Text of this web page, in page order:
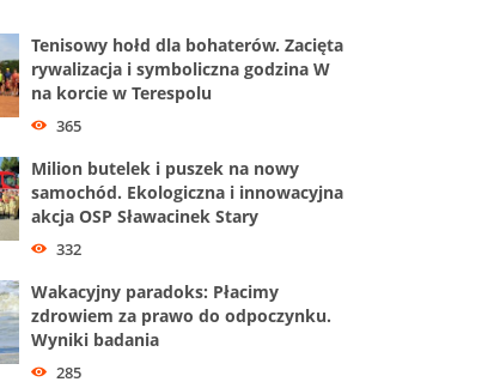
Tenisowy hołd dla bohaterów. Zacięta
rywalizacja i symboliczna godzina W
na korcie w Terespolu
365
Milion butelek i puszek na nowy
samochód. Ekologiczna i innowacyjna
akcja OSP Sławacinek Stary
332
Wakacyjny paradoks: Płacimy
zdrowiem za prawo do odpoczynku.
Wyniki badania
285